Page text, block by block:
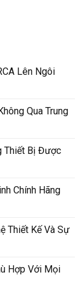
Lên Ngôi
Qua Trung
Thiết Bị Được
Chính Hãng
Thiết Kế Và Sự
Hợp Với Mọi